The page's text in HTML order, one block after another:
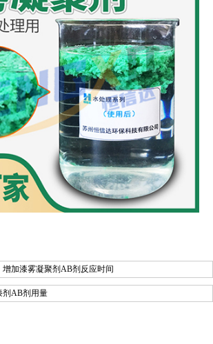
增加漆雾凝聚剂AB剂反应时间
剂AB剂用量